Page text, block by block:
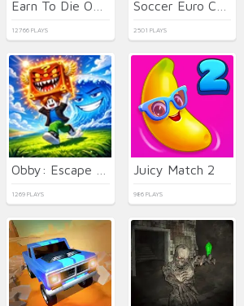
12766 PLAYS 2501 PLAYS
1269 PLAYS
Juicy Match 2
986 PLAYS